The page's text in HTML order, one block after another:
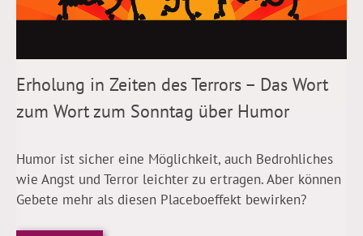
Erholung in Zeiten des Terrors – Das Wort
zum Wort zum Sonntag über Humor
Humor ist sicher eine Möglichkeit, auch Bedrohliches
wie Angst und Terror leichter zu ertragen. Aber können
Gebete mehr als diesen Placeboeffekt bewirken?